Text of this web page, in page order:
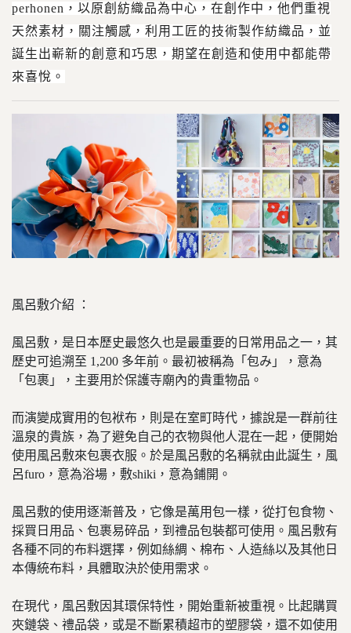
perhonen，以原創紡織品為中心，在創作中，他們重視
天然素材，關注觸感，利用工匠的技術製作紡織品，並
誕生出嶄新的創意和巧思，期望在創造和使用中都能帶
來喜悅。
風呂敷介紹 ：
風呂敷，是日本歷史最悠久也是最重要的日常用品之一，其
歷史可追溯至 1,200 多年前。最初被稱為「包み」，意為
「包裹」，主要用於保護寺廟內的貴重物品。
而演變成實用的包袱布，則是在室町時代，據說是一群前往
溫泉的貴族，為了避免自己的衣物與他人混在一起，便開始
使用風呂敷來包裹衣服。於是風呂敷的名稱就由此誕生，風
呂furo，意為浴場，敷shiki，意為鋪開。
風呂敷的使用逐漸普及，它像是萬用包一樣，從打包食物、
採買日用品、包裹易碎品，到禮品包裝都可使用。風呂敷有
各種不同的布料選擇，例如絲綢、棉布、人造絲以及其他日
本傳統布料，具體取決於使用需求。
在現代，風呂敷因其環保特性，開始重新被重視。比起購買
夾鏈袋、禮品袋，或是不斷累積超市的塑膠袋，還不如使用